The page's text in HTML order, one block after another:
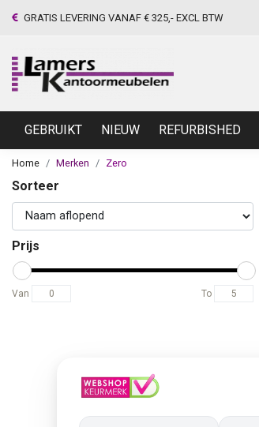
GRATIS LEVERING VANAF € 325,- EXCL BTW
GEBRUIKT NIEUW REFURBISHED
Home Merken Zero
Sorteer
Prijs
Van To